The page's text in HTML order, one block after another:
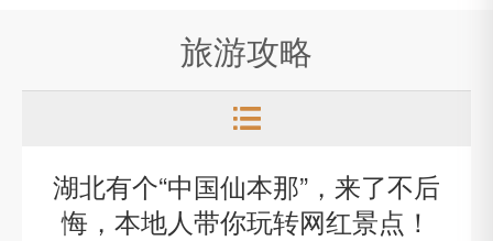
旅游攻略

湖北有个“中国仙本那”，来了不后
悔，本地人带你玩转网红景点！